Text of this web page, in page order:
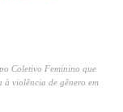
Coletivo Feminino que
à violência de gênero em